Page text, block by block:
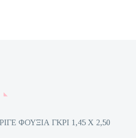
ΦΟΥΞΙΑ ΓΚΡΙ 1,45 Χ 2,50